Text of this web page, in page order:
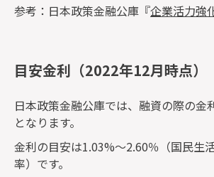
参考：日本政策金融公庫『企業活力強
目安金利（2022年12月時点）
日本政策金融公庫では、融資の際の金
となります。
金利の目安は1.03%～2.60％（国民生
率）です。